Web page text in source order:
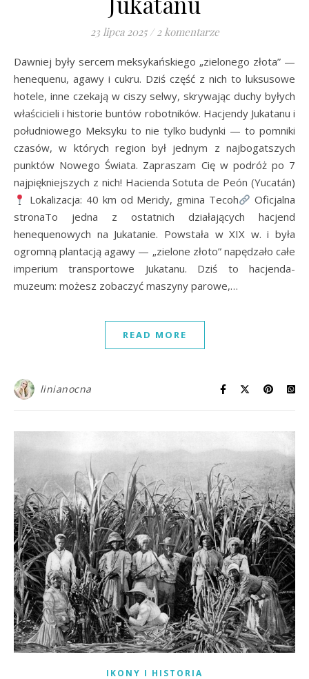
23 lipca 2025 / 2 komentarze
Dawniej były sercem meksykańskiego „zielonego złota” —
henequenu, agawy i cukru. Dziś część z nich to luksusowe
hotele, inne czekają w ciszy selwy, skrywając duchy byłych
właścicieli i historie buntów robotników. Hacjendy Jukatanu i
południowego Meksyku to nie tylko budynki — to pomniki
czasów, w których region był jednym z najbogatszych
punktów Nowego Świata. Zapraszam Cię w podróż po 7
najpiękniejszych z nich! Hacienda Sotuta de Peón (Yucatán)
Lokalizacja: 40 km od Meridy, gmina Tecoh
Oficjalna
stronaTo jedna z ostatnich działających hacjend
henequenowych na Jukatanie. Powstała w XIX w. i była
ogromną plantacją agawy — „zielone złoto” napędzało całe
imperium transportowe Jukatanu. Dziś to hacjenda-
muzeum: możesz zobaczyć maszyny parowe,…
READ MORE
linianocna
IKONY I HISTORIA